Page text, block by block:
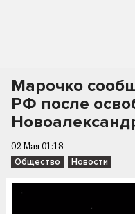
Марочко
РФ после
02 Мая 01:18
Общество Новости